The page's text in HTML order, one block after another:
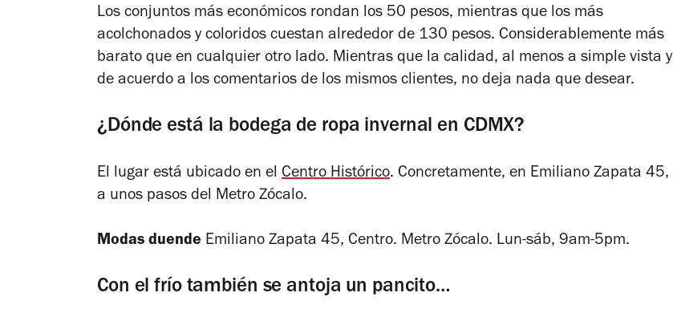
Los conjuntos más económicos rondan los 50 pesos, mientras que los más
acolchonados y coloridos cuestan alrededor de 130 pesos. Considerablemente más
barato que en cualquier otro lado. Mientras que la calidad, al menos a simple vista y
de acuerdo a los comentarios de los mismos clientes, no deja nada que desear.
¿Dónde está la bodega de ropa invernal en CDMX?
El lugar está ubicado en el Centro Histórico. Concretamente, en Emiliano Zapata 45,
a unos pasos del Metro Zócalo.
Modas duende Emiliano Zapata 45, Centro. Metro Zócalo. Lun-sáb, 9am-5pm.
Con el frío también se antoja un pancito…